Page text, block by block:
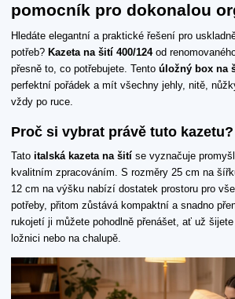
pomocník pro dokonalou
Hledáte elegantní a praktické řešení pro
potřeb? Kazeta na šití 400/124od
přesně to, co potřebujete. Tento úložný box na
perfektní pořádek a mít všechny jehly, nitě,
vždy po ruce.
Proč si vybrat právě tuto kazetu?
Tato italská kazeta na šití se vyznačuje
kvalitním zpracováním. S rozměry 25 cm na
12 cm na výšku nabízí dostatek prostoru pro
potřeby, přitom zůstává kompaktní a snadno
rukojetí ji můžete pohodlně přenášet, ať už
ložnici nebo na chalupě.